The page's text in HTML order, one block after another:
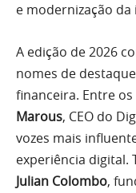
e modernização
A edição de 2026
nomes de
financeira. Entre
Marous, CEO do
vozes mais
experiência digital.
Julian Colombo,